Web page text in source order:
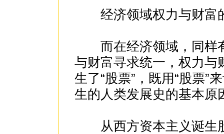
经济领域权力与财富
而在经济领域，同样
与财富寻求统一，权力与
生了“股票”，既用“股票”
生的人类发展史的基本原
从西方资本主义诞生